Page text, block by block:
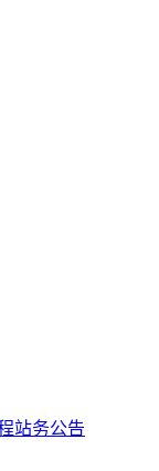
站务公告